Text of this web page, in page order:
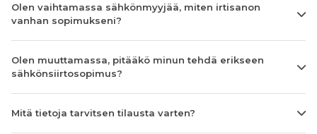
Olen vaihtamassa sähkönmyyjää, miten irtisanon
vanhan sopimukseni?
Olen muuttamassa, pitääkö minun tehdä erikseen
sähkönsiirtosopimus?
Mitä tietoja tarvitsen tilausta varten?